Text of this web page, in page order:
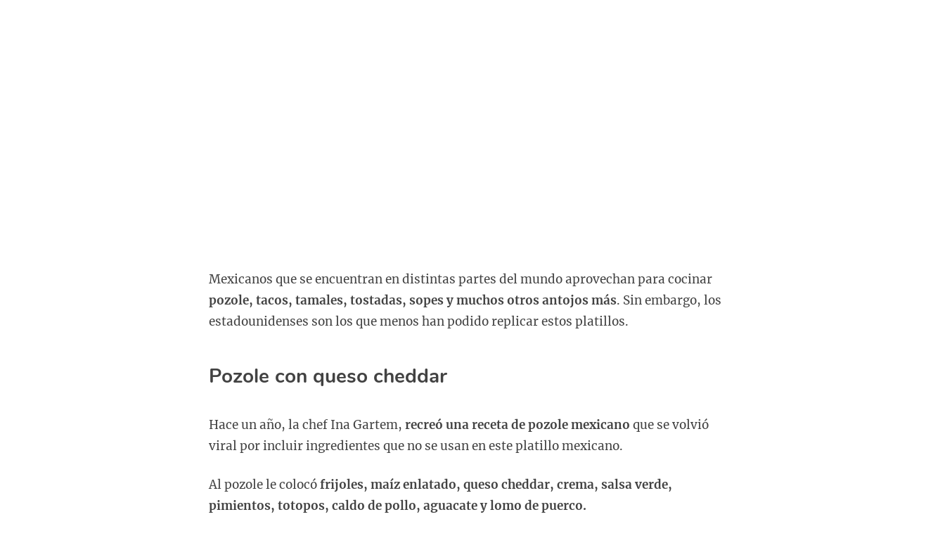
Mexicanos que se encuentran en distintas partes del mundo aprovechan para cocinar
pozole, tacos, tamales, tostadas, sopes y muchos otros antojos más. Sin embargo, los
estadounidenses son los que menos han podido replicar estos platillos.
Pozole con queso cheddar
Hace un año, la chef Ina Gartem, recreó una receta de pozole mexicano que se volvió
viral por incluir ingredientes que no se usan en este platillo mexicano.
Al pozole le colocófrijoles, maíz enlatado, queso cheddar, crema, salsa verde,
pimientos, totopos, caldo de pollo, aguacate y lomo de puerco.